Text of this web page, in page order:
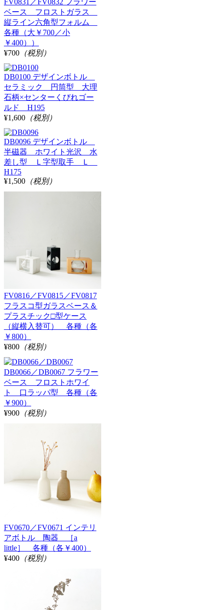
FV0831／FV0832 フラワー
ベース フロストガラス
縦ライン六角型フォルム
各種（大￥700／小
￥400））
¥700 （税別）
DB0100 デザインボトル
セラミック 円筒型 大理
石柄×センターくびれゴー
ルド H195
¥1,600 （税別）
DB0096 デザインボトル
半磁器 ホワイト光沢 水
差し型 Ｌ字型取手 Ｌ
H175
¥1,500 （税別）
FV0816／FV0815／FV0817
フラスコ型ガラスベース＆
プラスチック□型ケース
（縦横入替可） 各種（各
￥800）
¥800 （税別）
DB0066／DB0067 フラワー
ベース フロストホワイ
ト 口ラッパ型 各種（各
￥900）
¥900 （税別）
FV0670／FV0671 インテリ
アボトル 陶器 ［a
little］ 各種（各￥400）
¥400 （税別）